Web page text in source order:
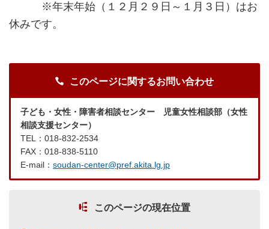
※年末年始（１２月２９日～１月３日）はお
休みです。
このページに関するお問い合わせ
子ども・女性・障害者相談センター 児童女性相談部（女性
相談支援センター）
TEL：018-832-2534
FAX：018-838-5110
E-mail： soudan-center@pref.akita.lg.jp
このページの現在位置